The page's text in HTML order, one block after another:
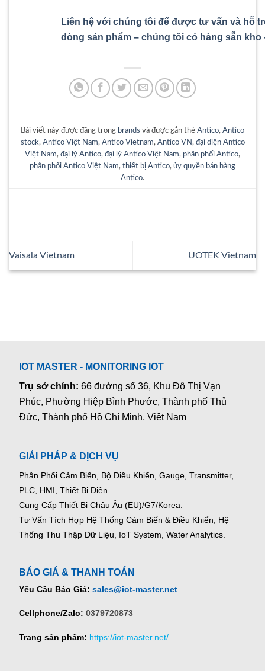
Liên hệ với chúng tôi để được tư vấn và hỗ
dòng sản phẩm – chúng tôi có hàng sẵn kho
Bài viết này được đăng trong brands và được gắn thẻ Antico, Antico
stock, Antico Việt Nam, Antico Vietnam, Antico VN , đại diện Antico
Việt Nam, đại lý Antico, đại lý Antico Việt Nam, phân phối Antico,
phân phối Antico Việt Nam, thiết bị Antico, ủy quyền bán hàng
Antico.
Vaisala Vietnam UOTEK Vietnam
IOT MASTER - MONITORING IOT
Trụ sở chính:66 đường số 36, Khu Đô Thị Vạn
Phúc, Phường Hiệp Bình Phước, Thành phố Thủ
Đức, Thành phố Hồ Chí Minh, Việt Nam
GIẢI PHÁP & DỊCH VỤ
Phân Phối Cảm Biến, Bộ Điều Khiển, Gauge, Transmitter,
PLC, HMI, Thiết Bị Điện.
Cung Cấp Thiết Bị Châu Âu (EU)/G7/Korea.
Tư Vấn Tích Hợp Hệ Thống Cảm Biến & Điều Khiển, Hệ
Thống Thu Thập Dữ Liệu, IoT System, Water Analytics.
BÁO GIÁ & THANH TOÁN
Yêu Cầu Báo Giá: sales@iot-master.net
Cellphone/Zalo: 0379720873
Trang sản phẩm: https://iot-master.net/